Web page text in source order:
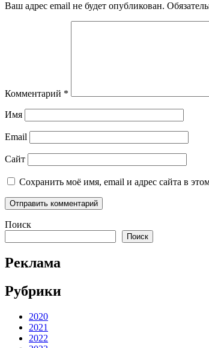
Ваш адрес email не будет опубликован.
Комментарий *
Имя
Email
Сайт
Сохранить моё имя, email и адрес сайта в
Поиск
Поиск
Реклама
Рубрики
2020
2021
2022